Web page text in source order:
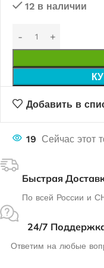
12 в наличии
Добавить в
19 Сейчас этот
Быстрая
По всей России и
24/7
Ответим на любые